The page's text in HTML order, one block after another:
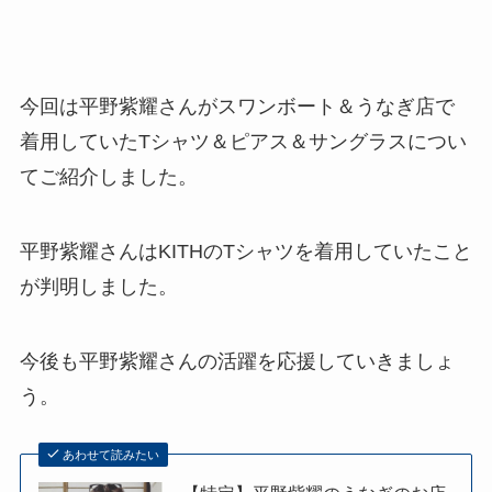
今回は平野紫耀さんがスワンボート＆うなぎ店で
着用していたTシャツ＆ピアス＆サングラスについ
てご紹介しました。
平野紫耀さんはKITHのTシャツを着用していたこと
が判明しました。
今後も平野紫耀さんの活躍を応援していきましょ
う。
あわせて読みたい